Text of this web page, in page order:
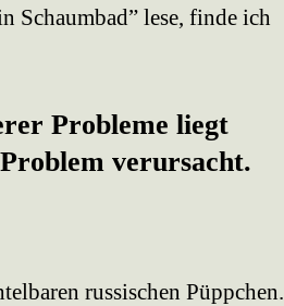
Schaumbad” lese, finde ich
Probleme liegt
verursacht.
russischen Püppchen.